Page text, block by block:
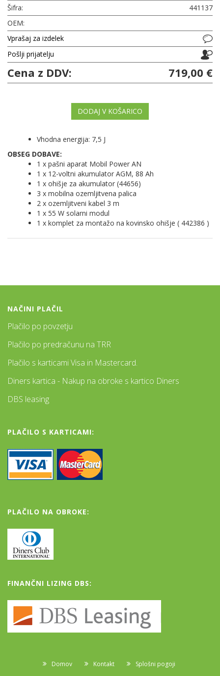
Šifra:
441137
OEM:
Vprašaj za izdelek
Pošlji prijatelju
Cena z DDV: 719,00 €
DODAJ V KOŠARICO
Vhodna energija: 7,5 J
OBSEG DOBAVE:
1 x pašni aparat Mobil Power AN
1 x 12-voltni akumulator AGM, 88 Ah
1 x ohišje za akumulator (44656)
3 x mobilna ozemljitvena palica
2 x ozemljitveni kabel 3 m
1 x 55 W solarni modul
1 x komplet za montažo na kovinsko ohišje ( 442386 )
NAČINI PLAČIL
Plačilo po povzetju
Plačilo po predračunu na TRR
Plačilo s karticami Visa in Mastercard.
Diners kartica - Nakup na obroke s kartico Diners
DBS leasing
PLAČILO S KARTICAMI:
PLAČILO NA OBROKE:
FINANČNI LIZING DBS:
Domov Kontakt Splošni pogoji